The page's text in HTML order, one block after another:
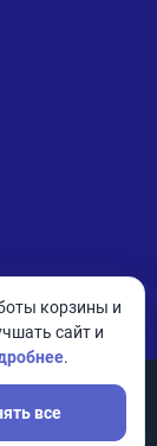
корзины и
сайт и
.
все